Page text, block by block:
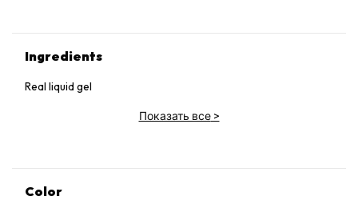
Ingredients
Real liquid gel
Показать все>
Color